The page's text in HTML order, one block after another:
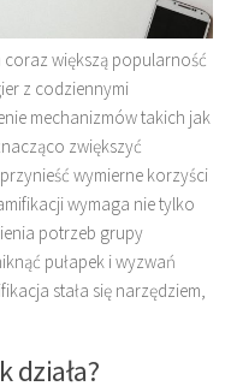
większą popularność
z codziennymi
mechanizmów takich jak
zwiększyć
wymierne korzyści
wymaga nie tylko
potrzeb grupy
pułapek i wyzwań
stała się narzędziem,
działa?